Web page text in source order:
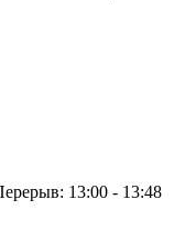
13:00 - 13:48